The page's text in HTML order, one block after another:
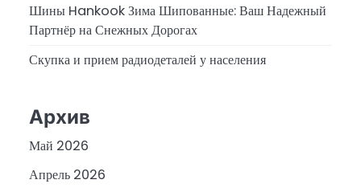
Шины Hankook Зима Шипованные: Ваш Надежный
Партнёр на Снежных Дорогах
Скупка и прием радиодеталей у населения
Архив
Май 2026
Апрель 2026